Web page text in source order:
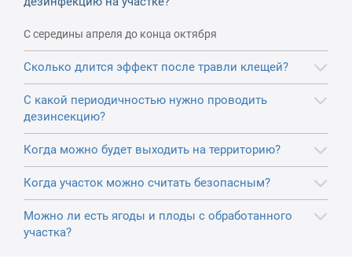
С середины апреля до конца октября
Сколько длится эффект после травли клещей?
С какой периодичностью нужно проводить
дезинсекцию?
Когда можно будет выходить на территорию?
Когда участок можно считать безопасным?
Можно ли есть ягоды и плоды с обработанного
участка?